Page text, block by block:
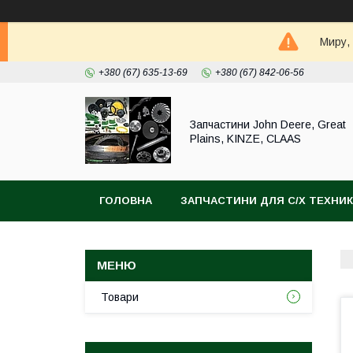
Миру,
+380 (67) 635-13-69 +380 (67) 842-06-56
Запчастини John Deere, Great
Plains, KINZE, CLAAS
ГОЛОВНА ЗАПЧАСТИНИ ДЛЯ С/Х
Товари